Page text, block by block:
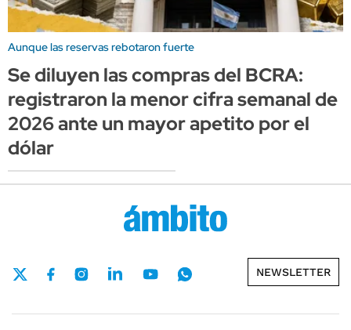
Aunque las reservas rebotaron fuerte
Se diluyen las compras del BCRA:
registraron la menor cifra semanal de
2026 ante un mayor apetito por el
dólar
NEWSLETTER